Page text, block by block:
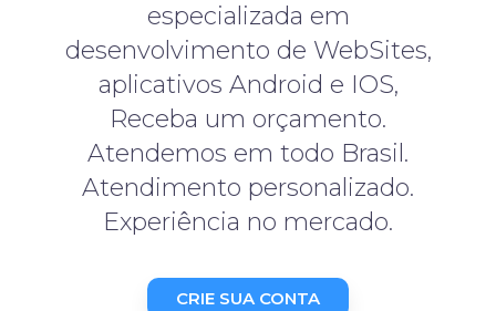
especializada em
desenvolvimento de WebSites,
aplicativos Android e IOS,
Receba um orçamento.
Atendemos em todo Brasil.
Atendimento personalizado.
Experiência no mercado.
CRIE SUA CONTA